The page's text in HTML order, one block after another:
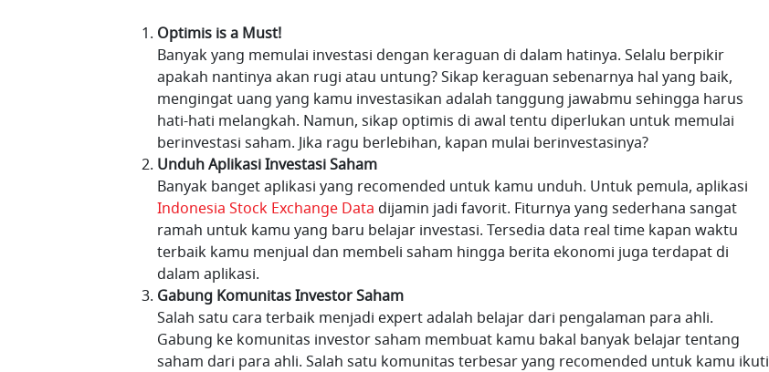
Optimis is a Must!
Banyak yang memulai investasi dengan keraguan di dalam hatinya. Selalu berpikir
apakah nantinya akan rugi atau untung? Sikap keraguan sebenarnya hal yang baik,
mengingat uang yang kamu investasikan adalah tanggung jawabmu sehingga harus
hati-hati melangkah. Namun, sikap optimis di awal tentu diperlukan untuk memulai
berinvestasi saham. Jika ragu berlebihan, kapan mulai berinvestasinya?
Unduh Aplikasi Investasi Saham
Banyak banget aplikasi yang recomended untuk kamu unduh. Untuk pemula, aplikasi
Indonesia Stock Exchange Data dijamin jadi favorit. Fiturnya yang sederhana sangat
ramah untuk kamu yang baru belajar investasi. Tersedia data real time kapan waktu
terbaik kamu menjual dan membeli saham hingga berita ekonomi juga terdapat di
dalam aplikasi.
Gabung Komunitas Investor Saham
Salah satu cara terbaik menjadi expert adalah belajar dari pengalaman para ahli.
Gabung ke komunitas investor saham membuat kamu bakal banyak belajar tentang
saham dari para ahli. Salah satu komunitas terbesar yang recomended untuk kamu ikuti